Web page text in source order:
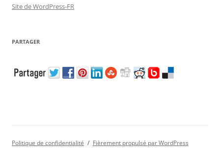
Site de WordPress-FR
PARTAGER
Politique de confidentialité Fièrement propulsé par WordPress